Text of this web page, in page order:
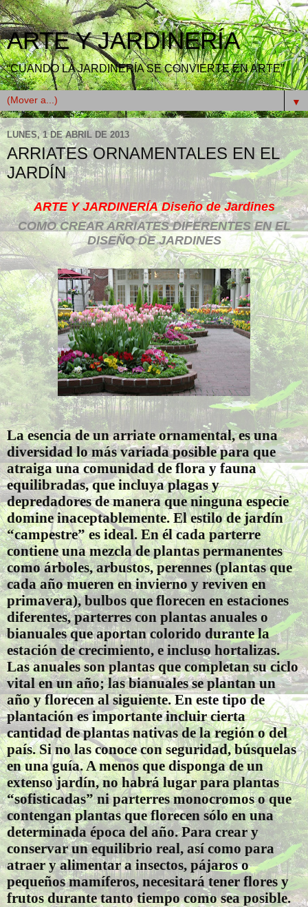
ARTE Y JARDINERÍA
“CUANDO LA JARDINERÍA SE CONVIERTE EN ARTE”
▼
LUNES, 1 DE ABRIL DE 2013
ARRIATES ORNAMENTALES EN EL
JARDÍN
ARTE Y JARDINERÍADiseño de Jardines
COMO CREAR ARRIATES DIFERENTES EN EL
DISEÑO DE JARDINES
La esencia de un arriate ornamental, es una
diversidad lo más variada posible para que
atraiga una comunidad de flora y fauna
equilibradas, que incluya plagas y
depredadores de manera que ninguna especie
domine inaceptablemente. El estilo de jardín
“campestre” es ideal. En él cada parterre
contiene una mezcla de plantas permanentes
como árboles, arbustos, perennes (plantas que
cada año mueren en invierno y reviven en
primavera), bulbos que florecen en estaciones
diferentes, parterres con plantas anuales o
bianuales que aportan colorido durante la
estación de crecimiento, e incluso hortalizas.
Las anuales son plantas que completan su ciclo
vital en un año; las bianuales se plantan un
año y florecen al siguiente. En este tipo de
plantación es importante incluir cierta
cantidad de plantas nativas de la región o del
país. Si no las conoce con seguridad, búsquelas
en una guía. A menos que disponga de un
extenso jardín, no habrá lugar para plantas
“sofisticadas” ni parterres monocromos o que
contengan plantas que florecen sólo en una
determinada época del año. Para crear y
conservar un equilibrio real, así como para
atraer y alimentar a insectos, pájaros o
pequeños mamíferos, necesitará tener flores y
frutos durante tanto tiempo como sea posible.